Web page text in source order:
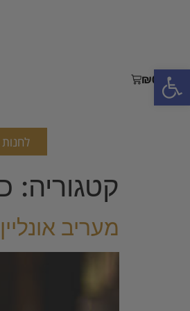
פתח סרגל נגישות
₪0.00
לחנות
קטגוריה:
מעריב